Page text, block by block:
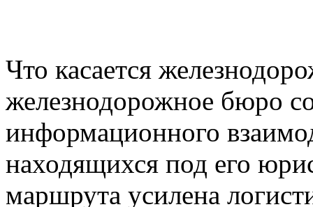
Что касается
железнодорожное бюро
информационного
находящихся под его
маршрута усилена